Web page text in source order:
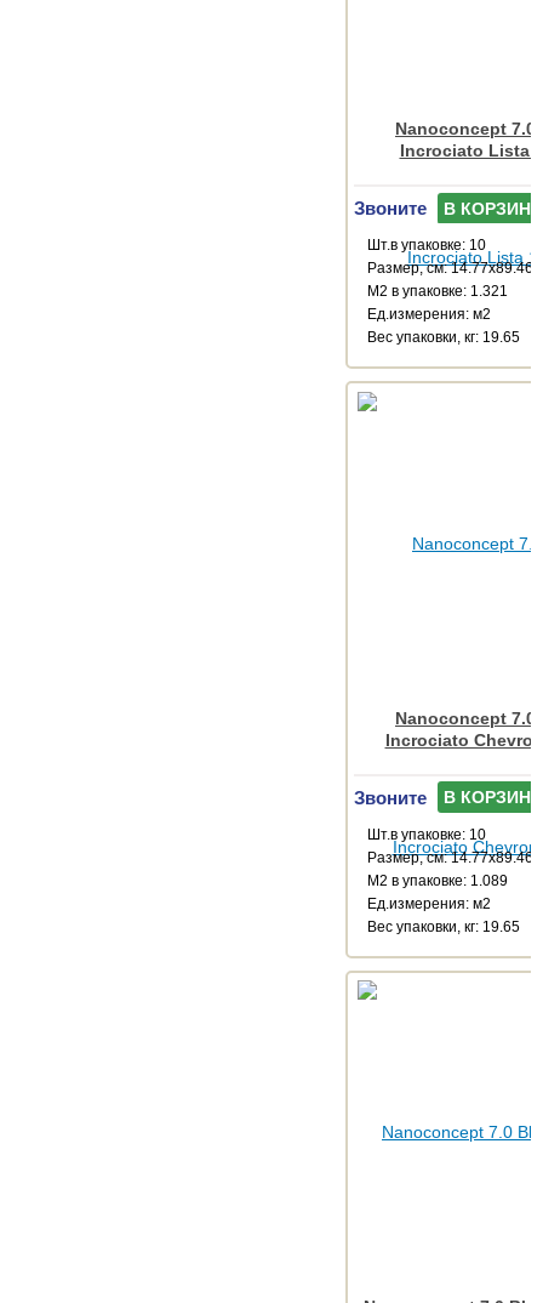
Nanoconcept 7.0
Incrociato Lista
Звоните В КОРЗИНУ
Шт.в упаковке: 10
Размер, см: 14.77x89.46
М2 в упаковке: 1.321
Ед.измерения: м2
Веc упаковки, кг: 19.65
Nanoconcept 7.0
Incrociato
Звоните В КОРЗИНУ
Шт.в упаковке: 10
Размер, см: 14.77x89.46
М2 в упаковке: 1.089
Ед.измерения: м2
Веc упаковки, кг: 19.65